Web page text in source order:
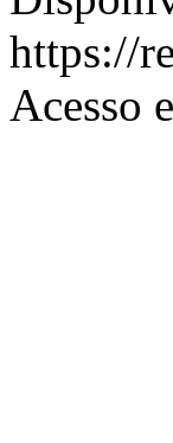
https://
Acesso